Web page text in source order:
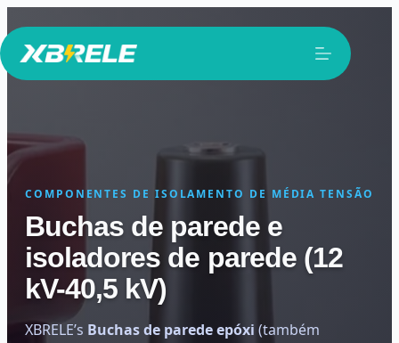
Pular
para
o
COMPONENTES DE ISOLAMENTO DE MÉDIA TENSÃO
Buchas de parede e
isoladores de parede (12
kV-40,5 kV)
XBRELE’s Buchas de parede epóxi (também